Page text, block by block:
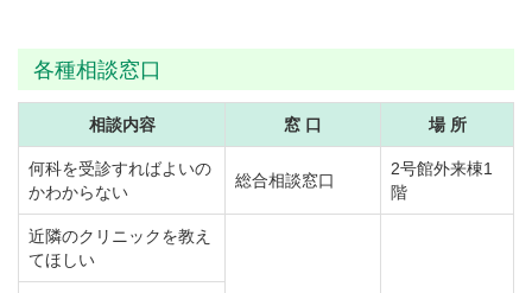
各種相談窓口
相談内容 窓 口 場 所
何科を受診すればよいの
かわからない
総合相談窓口
2号館外来棟1
階
近隣のクリニックを教え
てほしい